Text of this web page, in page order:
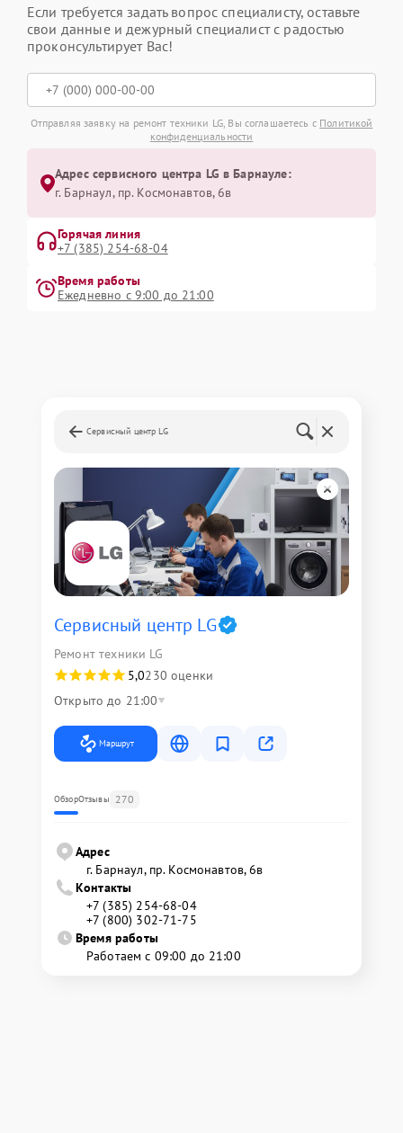
Если требуется задать вопрос специалисту, оставьте
свои данные и дежурный специалист с радостью
проконсультирует Вас!
Отправляя заявку на ремонт техники LG, Вы соглашаетесь с Политикой
конфиденциальности
Адрес сервисного центра LG в Барнауле:
г. Барнаул, ​пр. Космонавтов, 6в
Горячая линия
+7 (385) 254-68-04
Время работы
Ежедневно с 9:00 до 21:00
Сервисный центр LG
Сервисный центр LG
Ремонт техники LG
5,0230 оценки
Открыто до 21:00
Маршрут
ОбзорОтзывы 270
Адрес
г. Барнаул, ​пр. Космонавтов, 6в
Контакты
+7 (385) 254-68-04
+7 (800) 302-71-75
Время работы
Работаем с 09:00 до 21:00